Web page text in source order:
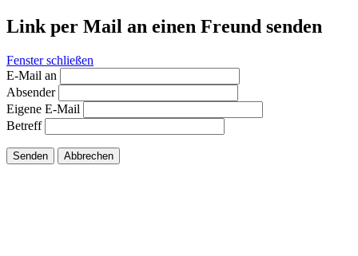
Link per Mail an einen Freund senden
Fenster schließen
E-Mail an
Absender
Eigene E-Mail
Betreff
Senden Abbrechen